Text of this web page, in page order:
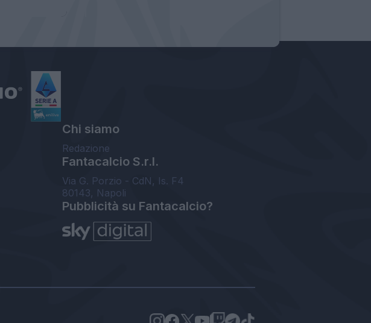
Chi siamo
Redazione
Fantacalcio S.r.l.
Via G. Porzio - CdN, Is. F4
80143, Napoli
Pubblicità su Fantacalcio?